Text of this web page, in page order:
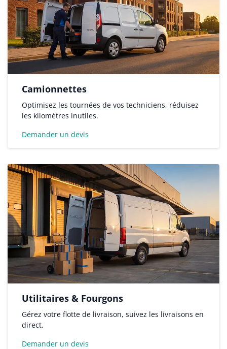
Camionnettes
Optimisez les tournées de vos techniciens, réduisez
les kilomètres inutiles.
Demander un devis
Utilitaires & Fourgons
Gérez votre flotte de livraison, suivez les livraisons en
direct.
Demander un devis